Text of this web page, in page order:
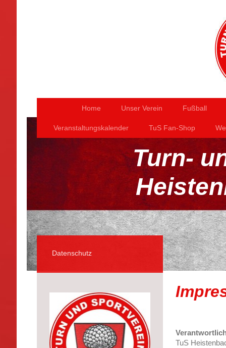
Home Unser Verein Fußball
Veranstaltungskalender TuS Fan-Shop
Turn-
TuS
Datenschutz